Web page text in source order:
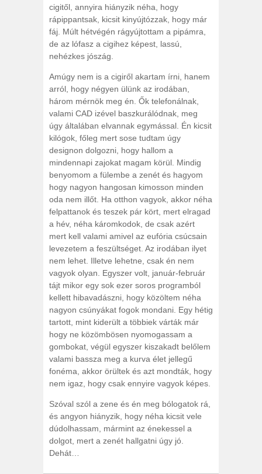
cigitől, annyira hiányzik néha, hogy
rápippantsak, kicsit kinyújtózzak, hogy már
fáj. Múlt hétvégén rágyújtottam a pipámra,
de az lófasz a cigihez képest, lassú,
nehézkes jószág.
Amúgy nem is a cigiről akartam írni, hanem
arról, hogy négyen ülünk az irodában,
három mérnök meg én. Ők telefonálnak,
valami CAD izével baszkurálódnak, meg
úgy általában elvannak egymással. Én kicsit
kilógok, főleg mert sose tudtam úgy
designon dolgozni, hogy hallom a
mindennapi zajokat magam körül. Mindig
benyomom a fülembe a zenét és hagyom
hogy nagyon hangosan kimosson minden
oda nem illőt. Ha otthon vagyok, akkor néha
felpattanok és teszek pár kört, mert elragad
a hév, néha káromkodok, de csak azért
mert kell valami amivel az eufória csúcsain
levezetem a feszültséget. Az irodában ilyet
nem lehet. Illetve lehetne, csak én nem
vagyok olyan. Egyszer volt, január-február
tájt mikor egy sok ezer soros programból
kellett hibavadászni, hogy közöltem néha
nagyon csúnyákat fogok mondani. Egy hétig
tartott, mint kiderült a többiek várták már
hogy ne közömbösen nyomogassam a
gombokat, végül egyszer kiszakadt belőlem
valami bassza meg a kurva élet jellegű
fonéma, akkor örültek és azt mondták, hogy
nem igaz, hogy csak ennyire vagyok képes.
Szóval szól a zene és én meg bólogatok rá,
és angyon hiányzik, hogy néha kicsit vele
dúdolhassam, mármint az énekessel a
dolgot, mert a zenét hallgatni úgy jó.
Dehát…